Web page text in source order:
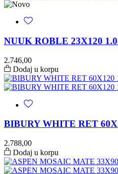
NUUK ROBLE 23X120
2.746,00
Dodaj u korpu
BIBURY WHITE RET
2.788,00
Dodaj u korpu